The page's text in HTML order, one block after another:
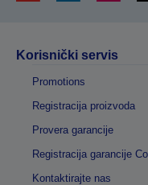
Korisnički servis
Promotions
Registracija proizvoda
Provera garancije
Registracija garancije
Kontaktirajte nas